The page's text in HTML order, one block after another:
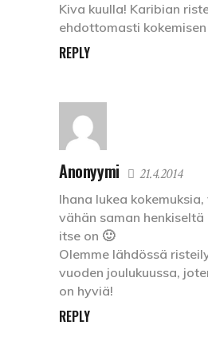
Kiva kuulla! Karibian
ehdottomasti
REPLY
Anonyymi 21.4.2014
Ihana lukea
vähän saman henkiseltä
itse on 🙂
Olemme lähdössä
vuoden joulukuussa,
on hyviä!
REPLY